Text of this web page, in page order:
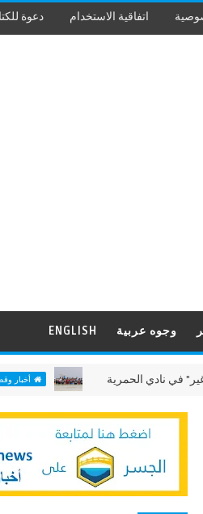
اتفاقية الاستخدام دعوة
وجوه عربية ENGLISH
الحمرية أخبار وقضايا